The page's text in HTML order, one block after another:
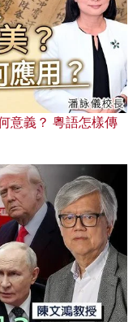
意義？ 粵語怎樣傳